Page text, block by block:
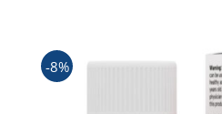
-8%